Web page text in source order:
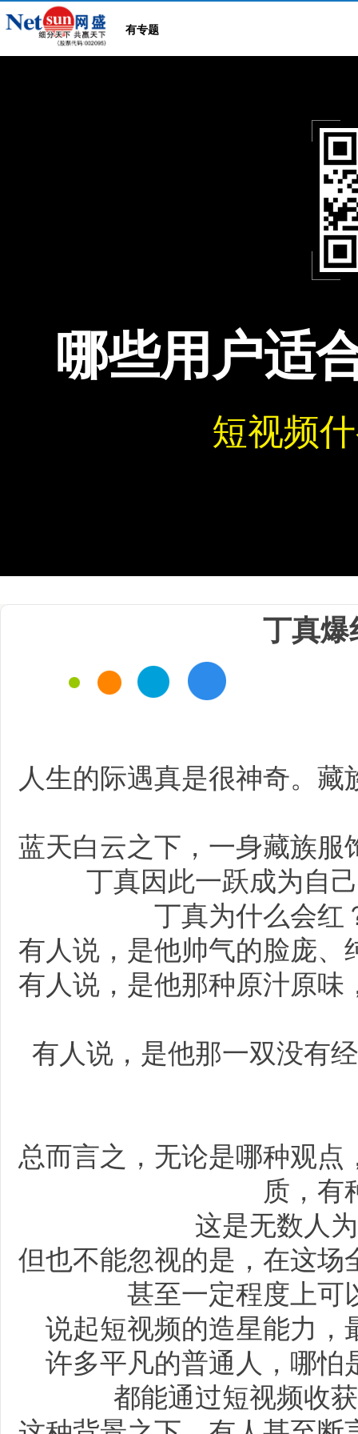
有专题
哪些用户适
短视频
丁真爆
人生的际遇真是很神奇。
蓝天白云之下，一身藏族服
丁真因此一跃成为自
丁真为什么会红
有人说，是他帅气的脸庞、
有人说，是他那种原汁原味
有人说，是他那一双没有
总而言之，无论是哪种观
质，有
这是无数人
但也不能忽视的是，在这场
甚至一定程度上可
说起短视频的造星能力，
许多平凡的普通人，哪
都能通过短视频收